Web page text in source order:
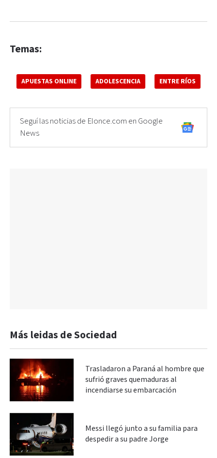
Temas:
APUESTAS ONLINE ADOLESCENCIA ENTRE RÍOS
Seguí las noticias de Elonce.com en Google
News
Más leidas de Sociedad
Trasladaron a Paraná al hombre que
sufrió graves quemaduras al
incendiarse su embarcación
Messi llegó junto a su familia para
despedir a su padre Jorge